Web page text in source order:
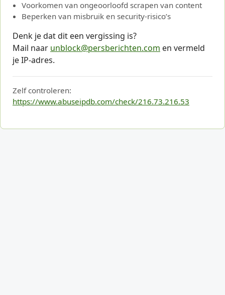
Voorkomen van ongeoorloofd scrapen van content
Beperken van misbruik en security-risico’s
Denk je dat dit een vergissing is?
Mail naar unblock@persberichten.com en vermeld
je IP-adres.
Zelf controleren:
https://www.abuseipdb.com/check/216.73.216.53